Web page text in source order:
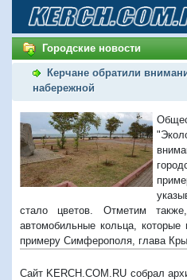
Городские новости
Керчане обратили
набережной
стало цветов. Отметим
автомобильные кольца, которые
примеру Симферополя, глава
Сайт KERCH.COM.RU собрал